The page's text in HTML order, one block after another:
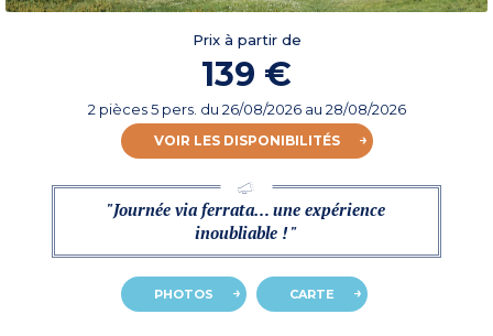
Prix à partir de
139 €
2 pièces 5 pers. du 26/08/2026au 28/08/2026
VOIR LES DISPONIBILITÉS
"Journée via ferrata… une expérience
inoubliable ! "
PHOTOS CARTE